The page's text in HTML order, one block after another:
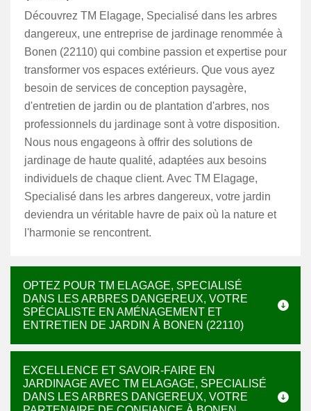
Découvrez TM Elagage, Specialisé dans les arbres
dangereux, une entreprise de jardinage renommée à
Bonen (22110) qui combine passion et expertise pour
transformer vos espaces extérieurs. Que vous ayez
besoin de services de conception paysagère,
d'entretien de jardin ou de plantation d'arbres, nos
professionnels du jardinage sont à votre disposition.
Nous nous engageons à offrir des solutions de
jardinage de haute qualité, adaptées aux besoins
individuels de chaque client. Avec TM Elagage,
Specialisé dans les arbres dangereux, votre jardin
deviendra un véritable havre de paix où la nature et
l'harmonie se rencontrent.
OPTEZ POUR TM ELAGAGE, SPECIALISÉ
DANS LES ARBRES DANGEREUX, VOTRE
SPÉCIALISTE EN AMÉNAGEMENT ET
ENTRETIEN DE JARDIN À BONEN (22110)
EXCELLENCE ET SAVOIR-FAIRE EN
JARDINAGE AVEC TM ELAGAGE, SPECIALISÉ
DANS LES ARBRES DANGEREUX, VOTRE